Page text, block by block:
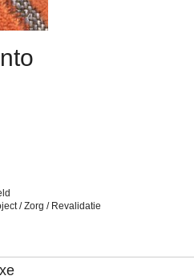
/ Zorg / Revalidatie